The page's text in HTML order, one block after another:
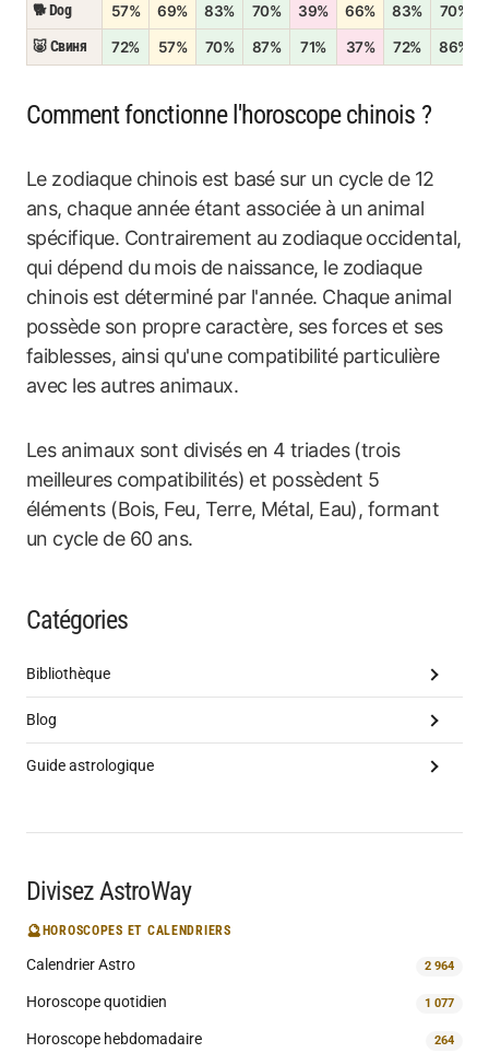
🐕 Dog
57% 69% 83% 70% 39% 66% 83% 70%
🐷 Свиня
72% 57% 70% 87% 71% 37% 72% 86%
Comment fonctionne l'horoscope chinois ?
Le zodiaque chinois est basé sur un cycle de 12
ans, chaque année étant associée à un animal
spécifique. Contrairement au zodiaque occidental,
qui dépend du mois de naissance, le zodiaque
chinois est déterminé par l'année. Chaque animal
possède son propre caractère, ses forces et ses
faiblesses, ainsi qu'une compatibilité particulière
avec les autres animaux.
Les animaux sont divisés en 4 triades (trois
meilleures compatibilités) et possèdent 5
éléments (Bois, Feu, Terre, Métal, Eau), formant
un cycle de 60 ans.
Catégories
Bibliothèque
Blog
Guide astrologique
Divisez AstroWay
🔮HOROSCOPES ET CALENDRIERS
Calendrier Astro 2 964
Horoscope quotidien 1 077
Horoscope hebdomadaire 264